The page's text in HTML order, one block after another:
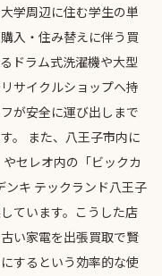
学周辺に住む学生の単
入・住み替えに伴う買
ドラム式洗濯機や大型
サイクルショップへ持
が安全に運び出しまで
。 また、八王子市内に
セレオ内の「ビックカ
ンキ テックランド八王子
ています。こうした店
い家電を出張買取で賢
するという効率的な使